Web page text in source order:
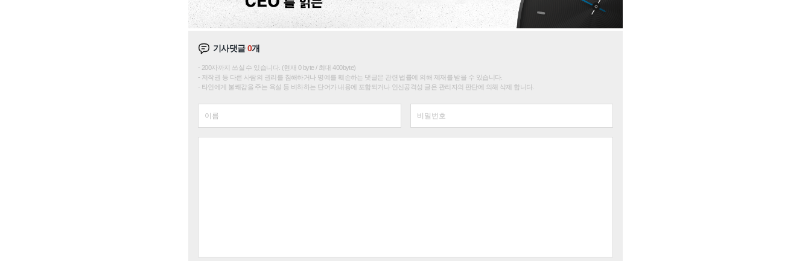
기사댓글0개
200자까지 쓰실 수 있습니다. (현재 0 byte / 최대 400byte)
저작권 등 다른 사람의 권리를 침해하거나 명예를 훼손하는 댓글은 관련 법률에 의해 제재를 받을 수 있습니다.
타인에게 불쾌감을 주는 욕설 등 비하하는 단어가 내용에 포함되거나 인신공격성 글은 관리자의 판단에 의해 삭제 합니다.